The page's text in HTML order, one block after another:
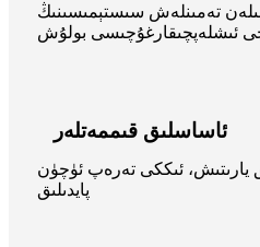
بىلەن تەمىنلەش سىستېمىسىنىڭ
ئىشلەپچىقارغۇچىسى بولۇش
ئاساسلىق قىممەتلەر
يارىتىش، ئىككى تەرەپ ئۈچۈن
پايدىلىق